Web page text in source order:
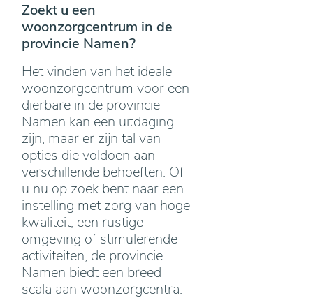
Zoekt u een
woonzorgcentrum in de
provincie Namen?
Het vinden van het ideale
woonzorgcentrum voor een
dierbare in de provincie
Namen kan een uitdaging
zijn, maar er zijn tal van
opties die voldoen aan
verschillende behoeften. Of
u nu op zoek bent naar een
instelling met zorg van hoge
kwaliteit, een rustige
omgeving of stimulerende
activiteiten, de provincie
Namen biedt een breed
scala aan woonzorgcentra.